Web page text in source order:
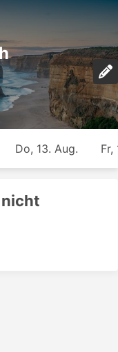
Do, 13. Aug. Fr,
nicht